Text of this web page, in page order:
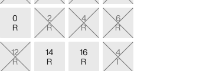
0
R
2
R
4
R
6
R
12
R
14
R
16
R
4
T